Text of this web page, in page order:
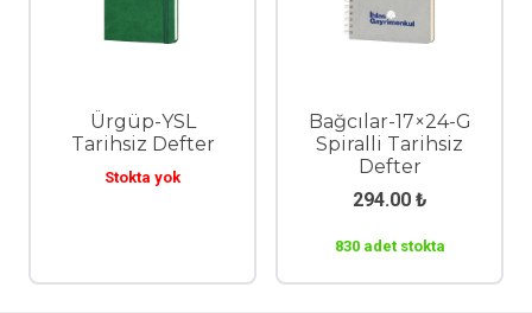
Ürgüp-YSL
Tarihsiz Defter
Stokta yok
Bağcılar-17×24-G
Spiralli Tarihsiz
Defter
294.00 ₺
830 adet stokta